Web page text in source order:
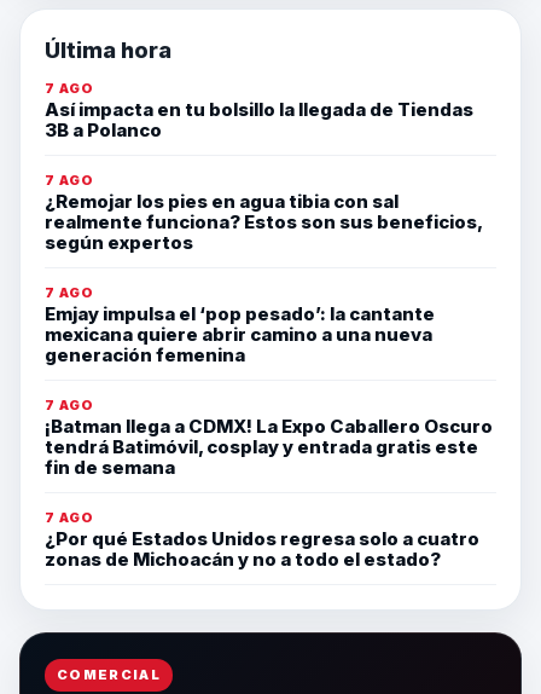
Última hora
7 AGO
Así impacta en tu bolsillo la llegada de Tiendas
3B a Polanco
7 AGO
¿Remojar los pies en agua tibia con sal
realmente funciona? Estos son sus beneficios,
según expertos
7 AGO
Emjay impulsa el ‘pop pesado’: la cantante
mexicana quiere abrir camino a una nueva
generación femenina
7 AGO
¡Batman llega a CDMX! La Expo Caballero Oscuro
tendrá Batimóvil, cosplay y entrada gratis este
fin de semana
7 AGO
¿Por qué Estados Unidos regresa solo a cuatro
zonas de Michoacán y no a todo el estado?
COMERCIAL